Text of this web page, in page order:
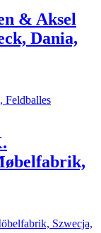
& Aksel
Dania,